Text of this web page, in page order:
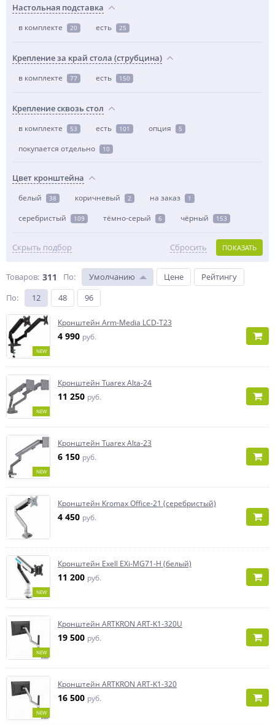
Настольная подставка
в комплекте 20 есть 25
Крепление за край стола (струбцина)
в комплекте 77 есть 150
Крепление сквозь стол
в комплекте 53 есть 101 опция 5
покупается отдельно 10
Цвет кронштейна
белый 38 коричневый 2 на заказ 1
серебристый 109 тёмно-серый 6 чёрный 153
Скрыть подбор ПОКАЗАТЬ
Сбросить
Товаров: 311 По: Умолчанию Цене
Рейтингу
По: 12 48 96
NEW
Кронштейн Arm-Media LCD-T23
4 990 руб.
NEW
Кронштейн Tuarex Alta-24
11 250 руб.
NEW
Кронштейн Tuarex Alta-23
6 150 руб.
Кронштейн Kromax Office-21 (серебристый)
4 450 руб.
NEW
Кронштейн Exell EXi-MG71-H (белый)
11 200 руб.
NEW
Кронштейн ARTKRON ART-K1-320U
19 500 руб.
NEW
Кронштейн ARTKRON ART-K1-320
16 500 руб.